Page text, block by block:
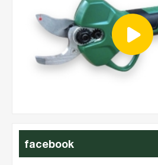
Hướng Dẫn Tính Năng &
facebook